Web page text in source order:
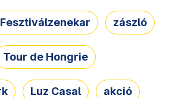
zászló
Tour de Hongrie
Luz Casal akció